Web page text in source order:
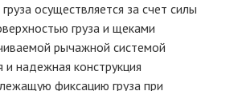
осуществляется за счет силы
груза и щеками
рычажной системой
и надежная конструкция
фиксацию груза при